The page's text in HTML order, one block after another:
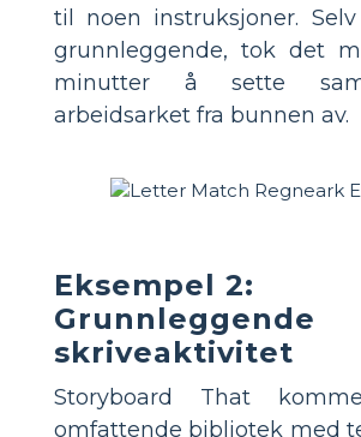
til noen instruksjoner.
grunnleggende, tok det
minutter å sette
arbeidsarket fra bunnen av.
Eksempel 2:
Grunnleggende
skriveaktivitet
Storyboard That
omfattende bibliotek med